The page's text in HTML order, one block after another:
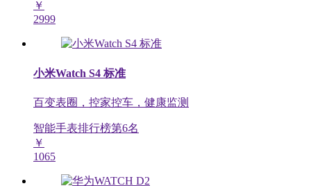
￥
2999
小米Watch S4 标准
百变表圈，控家控车，健康监测
智能手表排行榜第6名
￥
1065